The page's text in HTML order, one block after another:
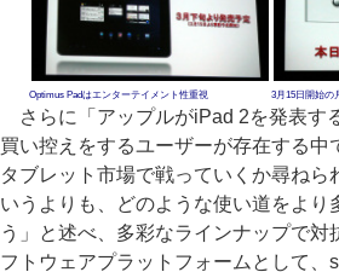
Optimus Padはエンターテイメント性重視 3月15日開始の
さらに「アップルがiPad 2を発表す
買い控えをするユーザーが存在する中
タブレット市場で戦っていくか尋ねら
いうよりも、どのような使い道をより
う」と述べ、多彩なラインナップで対
フトウェアプラットフォームとして、